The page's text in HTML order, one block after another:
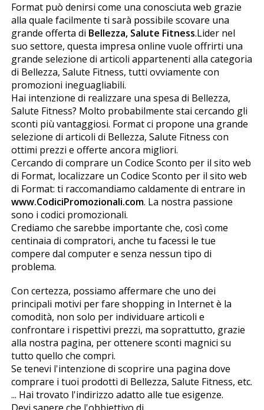
Formafit può definirsi come una conosciuta web grazie
alla quale facilmente ti sarà possibile scovare una
grande offerta di Bellezza, Salute Fitness.Lider nel
suo settore, questa impresa online vuole offrirti una
grande selezione di articoli appartenenti alla categoria
di Bellezza, Salute Fitness, tutti ovviamente con
promozioni ineguagliabili.
Hai intenzione di realizzare una spesa di Bellezza,
Salute Fitness? Molto probabilmente stai cercando gli
sconti più vantaggiosi. Formafit ci propone una grande
selezione di articoli di Bellezza, Salute Fitness con
ottimi prezzi e offerte ancora migliori.
Cercando di comprare un Codice Sconto per il sito web
di Formafit, localizzare un Codice Sconto per il sito web
di Formafit: ti raccomandiamo caldamente di entrare in
www.CodiciPromozionali.com. La nostra passione
sono i codici promozionali.
Crediamo che sarebbe importante che, così come
centinaia di compratori, anche tu facessi le tue
compere dal computer e senza nessun tipo di
problema.
Con certezza, possiamo affermare che uno dei
principali motivi per fare shopping in Internet è la
comodità, non solo per individuare articoli e
confrontare i rispettivi prezzi, ma soprattutto, grazie
alla nostra pagina, per ottenere sconti magnifici su
tutto quello che compri.
Se tenevi l'intenzione di scoprire una pagina dove
comprare i tuoi prodotti di Bellezza, Salute Fitness, etc.
... Hai trovato l'indirizzo adatto alle tue esigenze.